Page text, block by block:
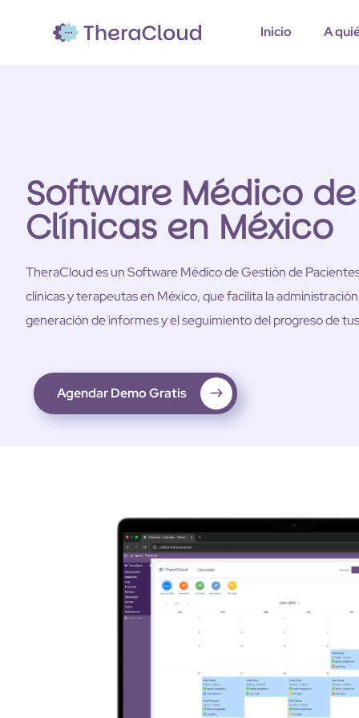
Inicio A
Software Médico
Clínicas en México
TheraCloud es unSoftware Médicode Gestión de
clínicas y terapeutas en México, que facilita la
generación de informes y el seguimiento del progreso de
Agendar Demo Gratis